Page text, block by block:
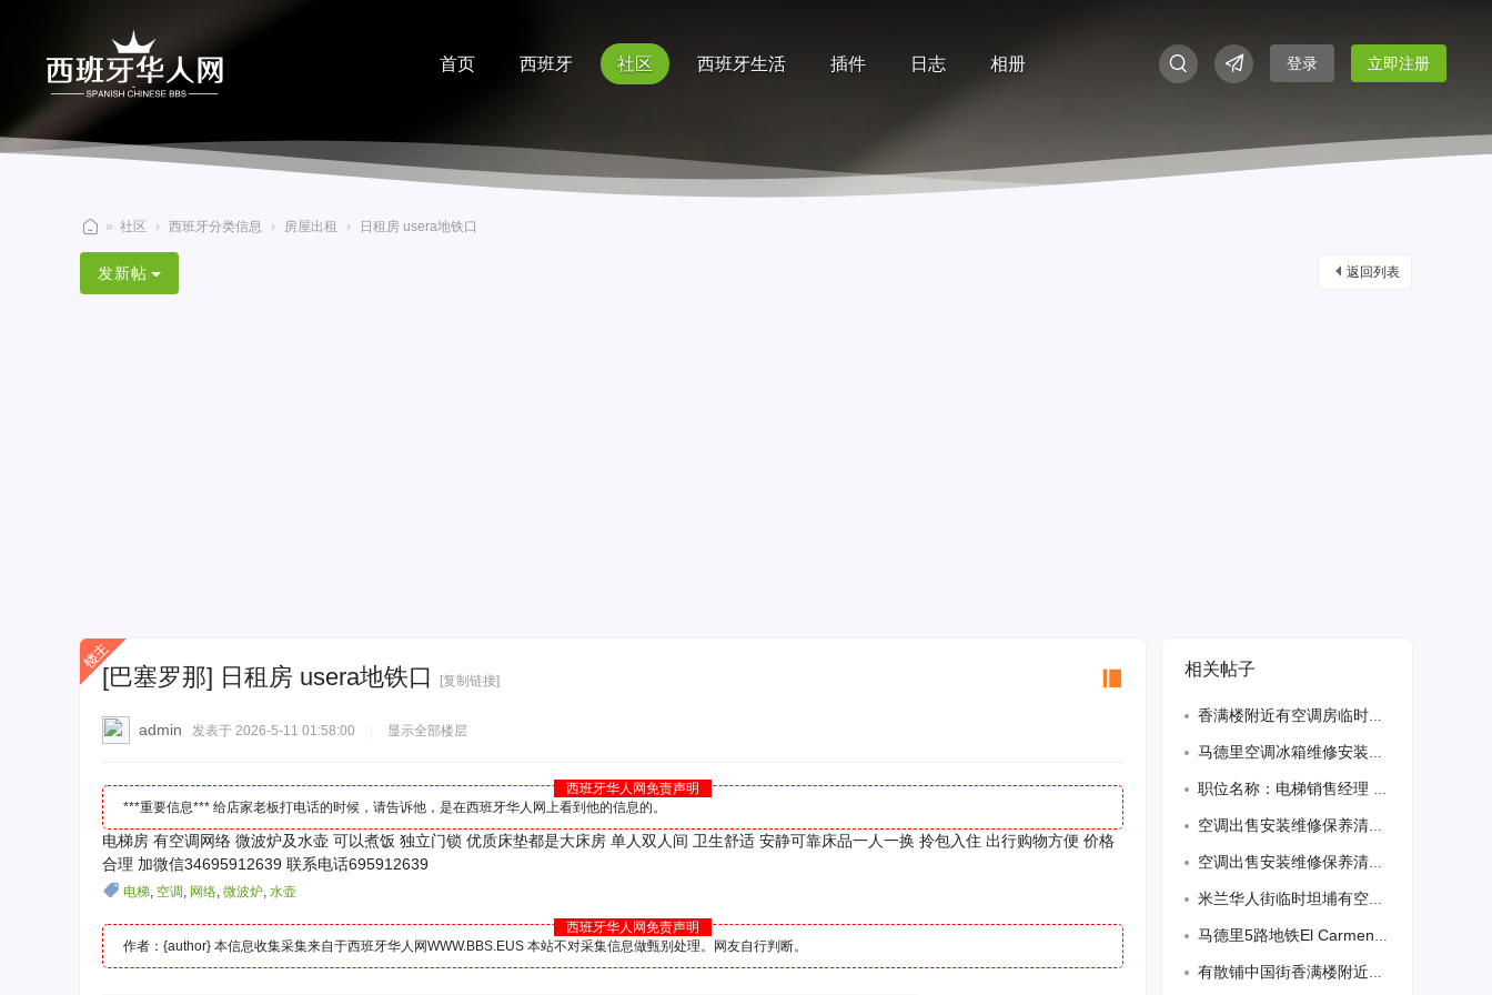
首页 西班牙 社区 西班牙生活 插件 日志 相册 登录 立即注册
西
班
» 社区 › 西班牙分类信息 › 房屋出租 › 日租房 usera地铁口
返回列表
发新帖
[巴塞罗那] 日租房 usera地铁口 [复制链接]
admin 发表于 2026-5-11 01:58:00 显示全部楼层
西班牙华人网免责声明
***重要信息*** 给店家老板打电话的时候，请告诉他，是在西班牙华人网上看到他的信息的。
电梯房 有空调网络 微波炉及水壶 可以煮饭 独立门锁 优质床垫都是大床房 单人双人间 卫生舒适 安静可靠床品一人一换 拎包入住 出行购物方便 价格
合理 加微信34695912639 联系电话695912639
电梯, 空调 , 网络, 微波炉, 水壶
西班牙华人网免责声明
作者：{author} 本信息收集采集来自于西班牙华人网WWW.BBS.EUS 本站不对采集信息做甄别处理。网友自行判断。
相关帖子
香满楼附近有空调房临时搭铺
马德里空调冰箱维修安装清洗保养 621358505
职位名称：电梯销售经理 / 销售专员（马德里） 关于我们 我们是一家位于马德里
空调出售安装维修保养清洗电话633869103 空调出售安装维修保养清洗电话61
空调出售安装维修保养清洗电话633869103 空调出售安装维修保养清洗电话61
米兰华人街临时坦埔有空调3447155663
马德里5路地铁El Carmen 有房间出租房间明亮，设备齐全，有网络
有散铺中国街香满楼附近、有空调、洗衣机、冰箱、干净整洁、购物出行方便、可烧饭 3